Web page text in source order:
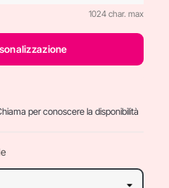
1024 char. max
per conoscere la disponibilità